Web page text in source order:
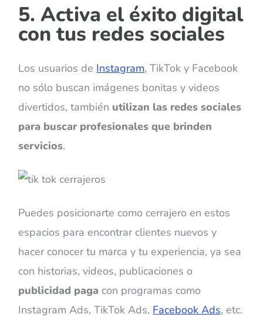
5.Activa el éxito digital
con tus redes sociales
Los usuarios de Instagram, TikTok y Facebook
no sólo buscan imágenes bonitas y videos
divertidos, también utilizan las redes sociales
para buscar profesionales que brinden
servicios.
Puedes posicionarte como cerrajero en estos
espacios para encontrar clientes nuevos y
hacer conocer tu marca y tu experiencia, ya sea
con historias, videos, publicaciones o
publicidad paga con programas como
Instagram Ads, TikTok Ads, Facebook Ads, etc.